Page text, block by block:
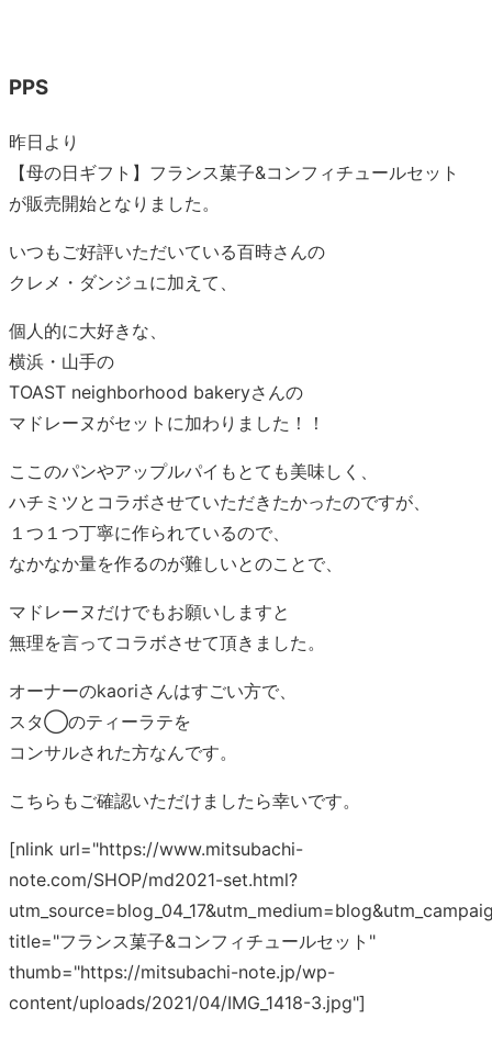
PPS
昨日より
【母の日ギフト】フランス菓子&コンフィチュールセット
が販売開始となりました。
いつもご好評いただいている百時さんの
クレメ・ダンジュに加えて、
個人的に大好きな、
横浜・山手の
TOAST neighborhood bakeryさんの
マドレーヌがセットに加わりました！！
ここのパンやアップルパイもとても美味しく、
ハチミツとコラボさせていただきたかったのですが、
１つ１つ丁寧に作られているので、
なかなか量を作るのが難しいとのことで、
マドレーヌだけでもお願いしますと
無理を言ってコラボさせて頂きました。
オーナーのkaoriさんはすごい方で、
スタ◯のティーラテを
コンサルされた方なんです。
こちらもご確認いただけましたら幸いです。
[nlink url="https://www.mitsubachi-
note.com/SHOP/md2021-set.html?
title="フランス菓子&コンフィチュールセット"
thumb="https://mitsubachi-note.jp/wp-
content/uploads/2021/04/IMG_1418-3.jpg"]